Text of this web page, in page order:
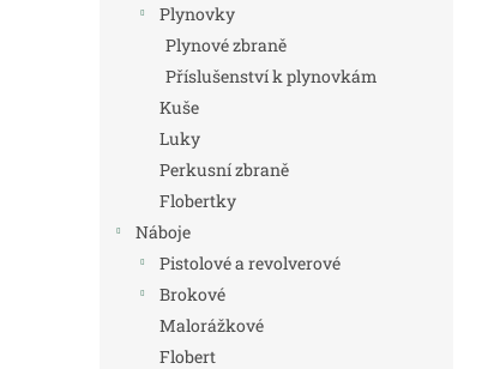
Plynovky
Plynové zbraně
Příslušenství k plynovkám
Kuše
Luky
Perkusní zbraně
Flobertky
Náboje
Pistolové a revolverové
Brokové
Malorážkové
Flobert